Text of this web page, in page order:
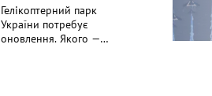
Гелікоптерний парк
України потребує
оновлення. Якого —